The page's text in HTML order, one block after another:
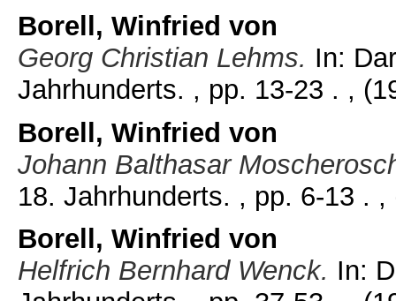
Borell, Winfried von
Georg Christian Lehms. In:
Jahrhunderts. , pp. 13-23 . ,
Borell, Winfried von
Johann Balthasar
18. Jahrhunderts. , pp. 6-13 . ,
Borell, Winfried von
Helfrich Bernhard Wenck. In: